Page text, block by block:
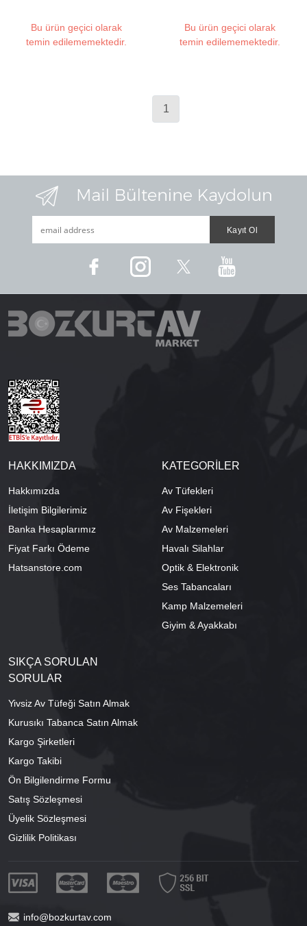
Bu ürün geçici olarak
temin edilememektedir.
Bu ürün geçici olarak
temin edilememektedir.
1
HAKKIMIZDA
Hakkımızda
İletişim Bilgilerimiz
Banka Hesaplarımız
Fiyat Farkı Ödeme
Hatsanstore.com
KATEGORİLER
Av Tüfekleri
Av Fişekleri
Av Malzemeleri
Havalı Silahlar
Optik & Elektronik
Ses Tabancaları
Kamp Malzemeleri
Giyim & Ayakkabı
SIKÇA SORULAN
SORULAR
Yivsiz Av Tüfeği Satın Almak
Kurusıkı Tabanca Satın Almak
Kargo Şirketleri
Kargo Takibi
Ön Bilgilendirme Formu
Satış Sözleşmesi
Üyelik Sözleşmesi
Gizlilik Politikası
info@bozkurtav.com